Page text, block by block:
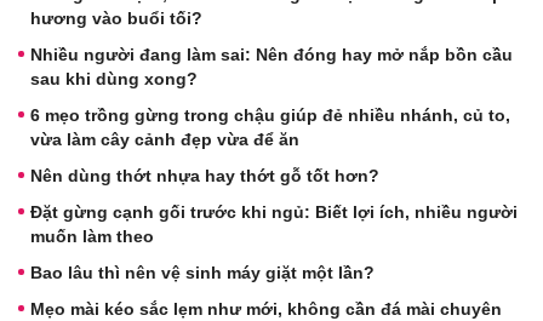
hương vào buổi tối?
Nhiều người đang làm sai: Nên đóng hay mở nắp bồn cầu
sau khi dùng xong?
6 mẹo trồng gừng trong chậu giúp đẻ nhiều nhánh, củ to,
vừa làm cây cảnh đẹp vừa để ăn
Nên dùng thớt nhựa hay thớt gỗ tốt hơn?
Đặt gừng cạnh gối trước khi ngủ: Biết lợi ích, nhiều người
muốn làm theo
Bao lâu thì nên vệ sinh máy giặt một lần?
Mẹo mài kéo sắc lẹm như mới, không cần đá mài chuyên